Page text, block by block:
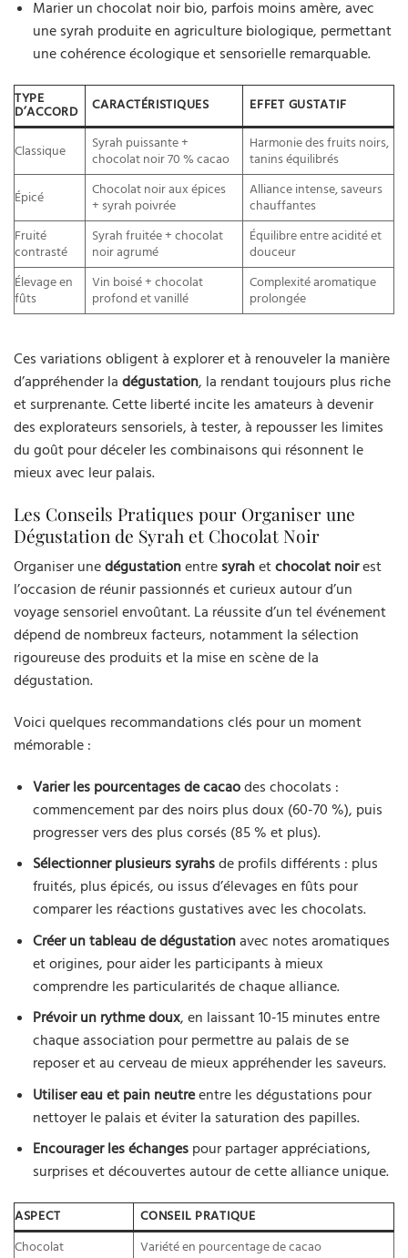
Marier un chocolat noir bio, parfois moins amère, avec
une syrah produite en agriculture biologique, permettant
une cohérence écologique et sensorielle remarquable.
TYPE
D’ACCORD CARACTÉRISTIQUES EFFET GUSTATIF
Classique
Syrah puissante +
chocolat noir 70 % cacao
Harmonie des fruits noirs,
tanins équilibrés
Épicé
Chocolat noir aux épices
+ syrah poivrée
Alliance intense, saveurs
chauffantes
Fruité
contrasté
Syrah fruitée + chocolat
noir agrumé
Équilibre entre acidité et
douceur
Élevage en
fûts
Vin boisé + chocolat
profond et vanillé
Complexité aromatique
prolongée
Ces variations obligent à explorer et à renouveler la manière
d’appréhender la dégustation, la rendant toujours plus riche
et surprenante. Cette liberté incite les amateurs à devenir
des explorateurs sensoriels, à tester, à repousser les limites
du goût pour déceler les combinaisons qui résonnent le
mieux avec leur palais.
Les Conseils Pratiques pour Organiser une
Dégustation de Syrah et Chocolat Noir
Organiser unedégustationentre syrahetchocolat noirest
l’occasion de réunir passionnés et curieux autour d’un
voyage sensoriel envoûtant. La réussite d’un tel événement
dépend de nombreux facteurs, notamment la sélection
rigoureuse des produits et la mise en scène de la
dégustation.
Voici quelques recommandations clés pour un moment
mémorable :
Varier les pourcentages de cacaodes chocolats :
commencement par des noirs plus doux (60-70 %), puis
progresser vers des plus corsés (85 % et plus).
Sélectionner plusieurs syrahsde profils différents : plus
fruités, plus épicés, ou issus d’élevages en fûts pour
comparer les réactions gustatives avec les chocolats.
Créer un tableau de dégustationavec notes aromatiques
et origines, pour aider les participants à mieux
comprendre les particularités de chaque alliance.
Prévoir un rythme doux, en laissant 10-15 minutes entre
chaque association pour permettre au palais de se
reposer et au cerveau de mieux appréhender les saveurs.
Utiliser eau et pain neutreentre les dégustations pour
nettoyer le palais et éviter la saturation des papilles.
Encourager les échangespour partager appréciations,
surprises et découvertes autour de cette alliance unique.
ASPECT
CONSEIL PRATIQUE
Chocolat
Variété en pourcentage de cacao